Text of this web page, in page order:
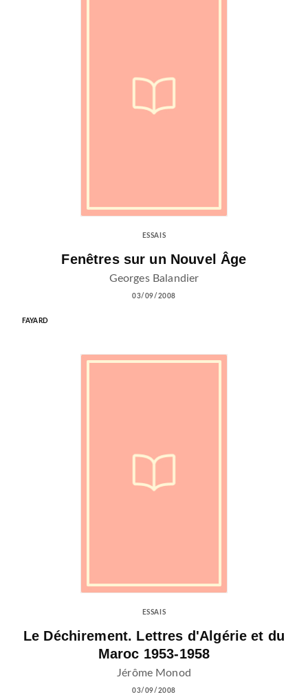
ESSAIS
Fenêtres sur un Nouvel Âge
Georges Balandier
03/09/2008
FAYARD
ESSAIS
Le Déchirement. Lettres d'Algérie et du
Maroc 1953-1958
Jérôme Monod
03/09/2008